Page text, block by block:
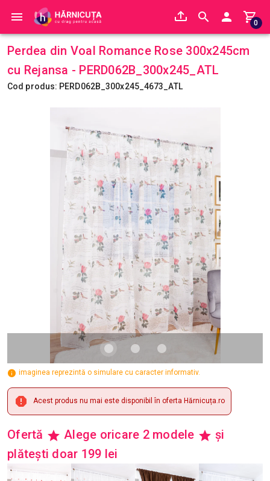
0
Perdea din Voal Romance Rose 300x245cm
cu Rejansa - PERD062B_300x245_ATL
Cod produs: PERD062B_300x245_4673_ATL
imaginea reprezintă o simulare cu caracter informativ.
Acest produs nu mai este disponibil în oferta Hărnicuța.ro
Ofertă Alege oricare 2 modele
și
plătești doar 199 lei